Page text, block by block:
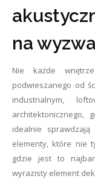
na
Nie każde
podwieszanego od
industrialnym,
architektonicznego,
idealnie
elementy, które nie
gdzie jest to
wyrazisty element